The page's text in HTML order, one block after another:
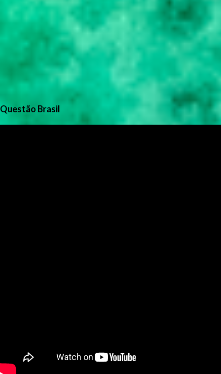
Questão Brasil